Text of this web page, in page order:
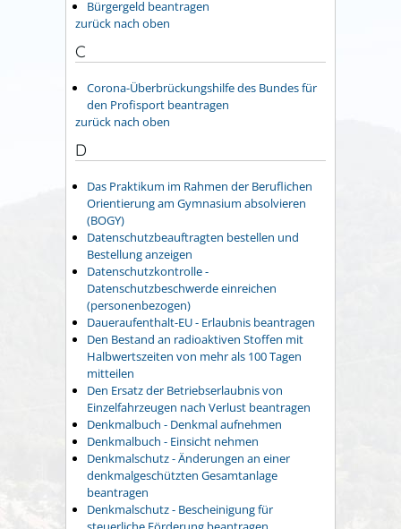
Bürgergeld beantragen
zurück nach oben
C
Corona-Überbrückungshilfe des Bundes für
den Profisport beantragen
zurück nach oben
D
Das Praktikum im Rahmen der Beruflichen
Orientierung am Gymnasium absolvieren
(BOGY)
Datenschutzbeauftragten bestellen und
Bestellung anzeigen
Datenschutzkontrolle -
Datenschutzbeschwerde einreichen
(personenbezogen)
Daueraufenthalt-EU - Erlaubnis beantragen
Den Bestand an radioaktiven Stoffen mit
Halbwertszeiten von mehr als 100 Tagen
mitteilen
Den Ersatz der Betriebserlaubnis von
Einzelfahrzeugen nach Verlust beantragen
Denkmalbuch - Denkmal aufnehmen
Denkmalbuch - Einsicht nehmen
Denkmalschutz - Änderungen an einer
denkmalgeschützten Gesamtanlage
beantragen
Denkmalschutz - Bescheinigung für